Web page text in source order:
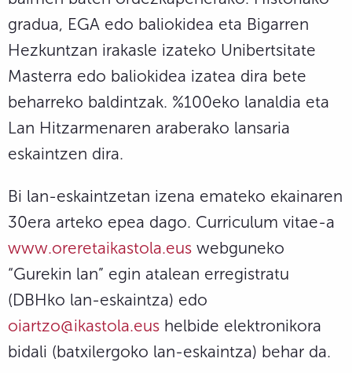
gradua, EGA edo baliokidea eta Bigarren
Hezkuntzan irakasle izateko Unibertsitate
Masterra edo baliokidea izatea dira bete
beharreko baldintzak. %100eko lanaldia eta
Lan Hitzarmenaren araberako lansaria
eskaintzen dira.
Bi lan-eskaintzetan izena emateko ekainaren
30era arteko epea dago. Curriculum vitae-a
www.oreretaikastola.eus webguneko
“Gurekin lan” egin atalean erregistratu
(DBHko lan-eskaintza) edo
oiartzo@ikastola.eus helbide elektronikora
bidali (batxilergoko lan-eskaintza) behar da.